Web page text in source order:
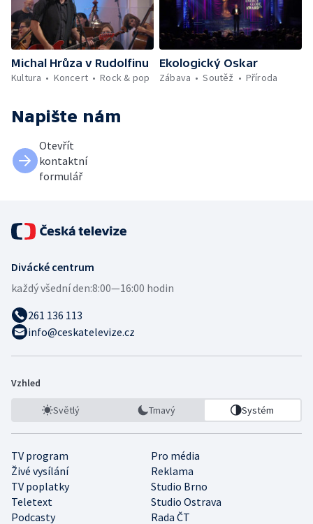
Michal Hrůza v Rudolfinu
Kultura
Koncert Rock & pop
Ekologický Oskar
Zábava
Soutěž Příroda
Napište nám
Otevřít
kontaktní
formulář
Divácké centrum
každý všední den:8:00—16:00 hodin
261 136 113
info@ceskatelevize.cz
Vzhled
Světlý Tmavý Systém
TV program
Pro média
Živé vysílání
Reklama
TV poplatky
Studio Brno
Teletext
Studio Ostrava
Podcasty
Rada ČT